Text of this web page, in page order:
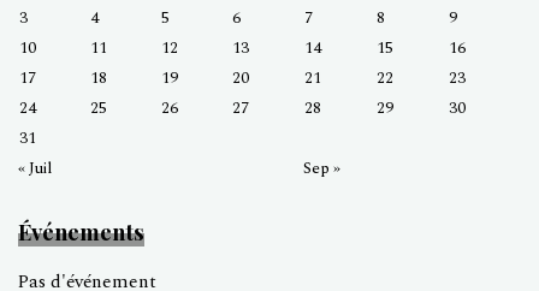
3
4 5 6 7 8
9
10
11 12 13 14 15
16
17
18 19 20 21 22
23
24
25 26 27 28 29
30
31
« Juil
Sep »
Événements
Pas d'événement